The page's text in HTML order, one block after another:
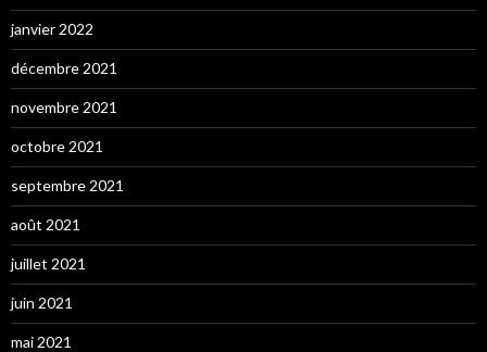
janvier 2022
décembre 2021
novembre 2021
octobre 2021
septembre 2021
août 2021
juillet 2021
juin 2021
mai 2021